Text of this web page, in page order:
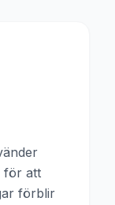
för att
förblir